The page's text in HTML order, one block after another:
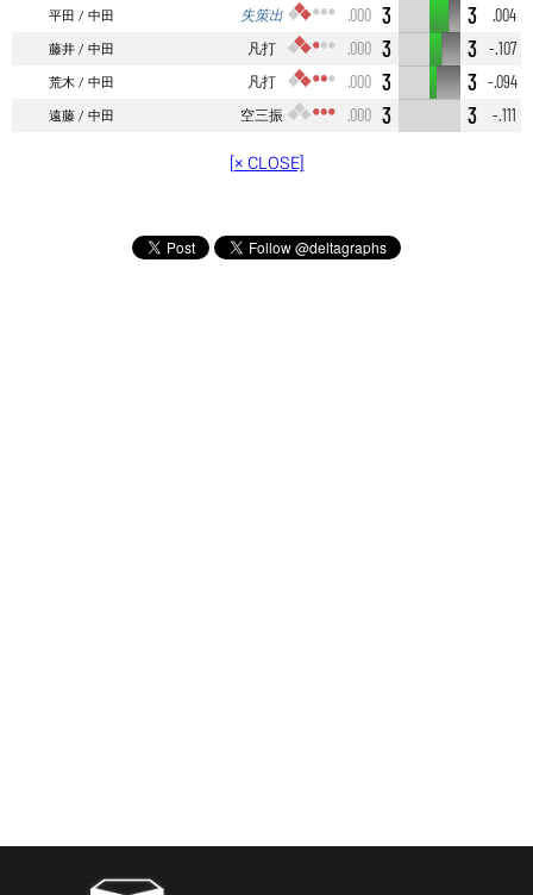
平田
中田 失策出 .000 3 3
.004
藤井
中田 凡打 .000 3 3
-.107
荒木
中田 凡打 .000 3 3 -.094
遠藤
中田 空三振 .000 3 3 -.111
[× CLOSE]